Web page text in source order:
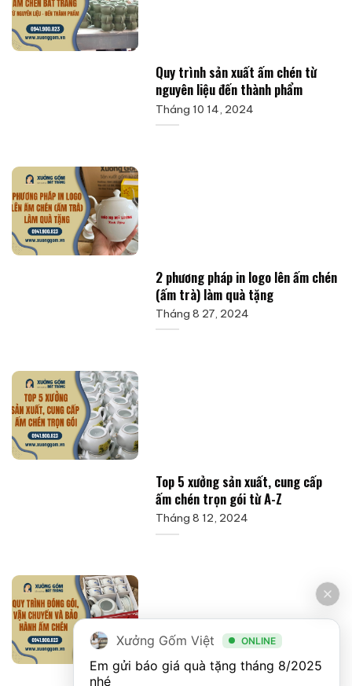
Quy trình sản xuất ấm chén từ
nguyên liệu đến thành phẩm
Tháng 10 14, 2024
2 phương pháp in logo lên ấm chén
(ấm trà) làm quà tặng
Tháng 8 27, 2024
Top 5 xưởng sản xuất, cung cấp
ấm chén trọn gói từ A-Z
Tháng 8 12, 2024
Xưởng Gốm Việt ONLINE
Em gửi báo giá quà tặng tháng 8/2025
nhé